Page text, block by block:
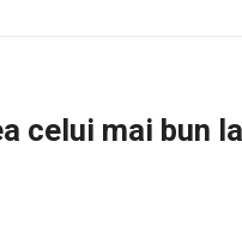
celui mai bun